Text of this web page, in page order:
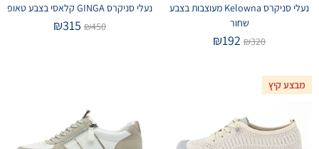
נעלי סניקרס Kelowna מעוצבות בצבע
שחור
₪320
₪192
נעלי סניקרס GINGA קלאסי בצבע טאופ
₪450
₪315
מבצע קיץ